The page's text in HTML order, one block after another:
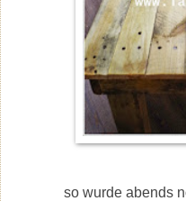
so wurde abends